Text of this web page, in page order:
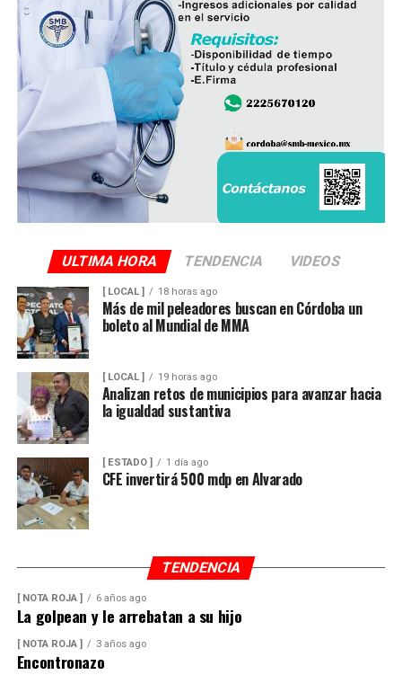
para cientos de familias que durante años enfrentaron
un servicio irregular.
ULTIMA HORA TENDENCIA VIDEOS
[ LOCAL ] 18 horas ago
Más de mil peleadores buscan en Córdoba un
boleto al Mundial de MMA
[ LOCAL ] 19 horas ago
Analizan retos de municipios para avanzar hacia
la igualdad sustantiva
[ ESTADO ] 1 día ago
CFE invertirá 500 mdp en Alvarado
TENDENCIA
[ NOTA ROJA ] 6 años ago
La golpean y le arrebatan a su hijo
[ NOTA ROJA ] 3 años ago
Encontronazo